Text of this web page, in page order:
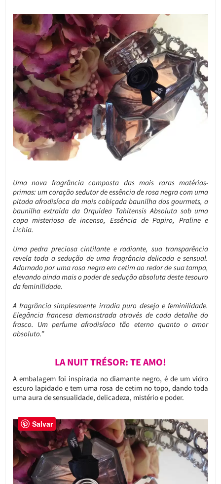
Uma nova fragrância composta das mais raras matérias-
primas: um coração sedutor de essência de rosa negra com uma
pitada afrodisíaca da mais cobiçada baunilha dos gourmets, a
baunilha extraída da Orquídea Tahitensis Absoluta sob uma
capa misteriosa de incenso, Essência de Papiro, Praline e
Lichia.
Uma pedra preciosa cintilante e radiante, sua transparência
revela toda a sedução de uma fragrância delicada e sensual.
Adornado por uma rosa negra em cetim ao redor de sua tampa,
elevando ainda mais o poder de sedução absoluta deste tesouro
da feminilidade.
A fragrância simplesmente irradia puro desejo e feminilidade.
Elegância francesa demonstrada através de cada detalhe do
frasco. Um perfume afrodisíaco tão eterno quanto o amor
absoluto.”
LA NUIT TRÉSOR: TE AMO!
A embalagem foi inspirada no diamante negro, é de um vidro
escuro lapidado e tem uma rosa de cetim no topo, dando toda
uma aura de sensualidade, delicadeza, mistério e poder.
Salvar